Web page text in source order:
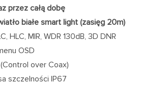
przez całą dobę
białe smart light (zasięg 20m)
HLC, MIR, WDR 130dB, 3D DNR
OSD
over Coax)
szczelności IP67